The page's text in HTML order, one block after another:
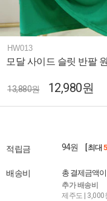
HW013
모달 사이드 슬릿 반팔
13,880원 12,980원
적립금 94원 [ 최대
배송비 총 결제금액
추가 배송비
제주도 | 3,000